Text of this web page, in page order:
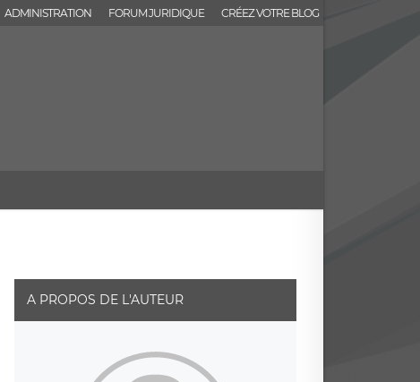
ADMINISTRATION FORUM JURIDIQUE CRÉEZ VOTRE BLOG
A PROPOS DE L'AUTEUR